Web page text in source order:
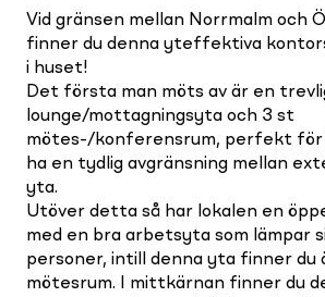
Vid gränsen mellan Norrmalm och
finner du denna yteffektiva
i huset!
Det första man möts av är en
lounge/mottagningsyta och 3 st
mötes-/konferensrum, perfekt för
ha en tydlig avgränsning mellan
yta.
Utöver detta så har lokalen en
med en bra arbetsyta som lämpar
personer, intill denna yta finner du
mötesrum. I mittkärnan finner du